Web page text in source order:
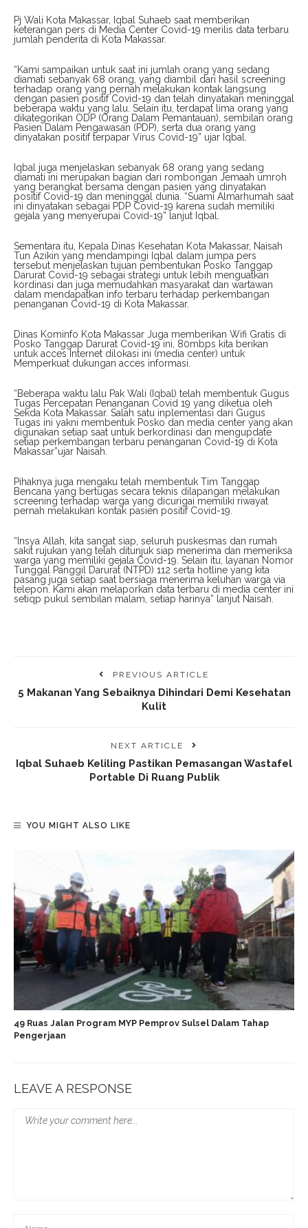
Pj Wali Kota Makassar, Iqbal Suhaeb saat memberikan
keterangan pers di Media Center Covid-19 merilis data terbaru
jumlah penderita di Kota Makassar.
“Kami sampaikan untuk saat ini jumlah orang yang sedang
diamati sebanyak 68 orang, yang diambil dari hasil screening
terhadap orang yang pernah melakukan kontak langsung
dengan pasien positif Covid-19 dan telah dinyatakan meninggal
beberapa waktu yang lalu. Selain itu, terdapat lima orang yang
dikategorikan ODP (Orang Dalam Pemantauan), sembilan orang
Pasien Dalam Pengawasan (PDP), serta dua orang yang
dinyatakan positif terpapar Virus Covid-19” ujar Iqbal.
Iqbal juga menjelaskan sebanyak 68 orang yang sedang
diamati ini merupakan bagian dari rombongan Jemaah umroh
yang berangkat bersama dengan pasien yang dinyatakan
positif Covid-19 dan meninggal dunia. “Suami Almarhumah saat
ini dinyatakan sebagai PDP Covid-19 karena sudah memiliki
gejala yang menyerupai Covid-19” lanjut Iqbal.
Sementara itu, Kepala Dinas Kesehatan Kota Makassar, Naisah
Tun Azikin yang mendampingi Iqbal dalam jumpa pers
tersebut menjelaskan tujuan pembentukan Posko Tanggap
Darurat Covid-19 sebagai strategi untuk lebih menguatkan
kordinasi dan juga memudahkan masyarakat dan wartawan
dalam mendapatkan info terbaru terhadap perkembangan
penanganan Covid-19 di Kota Makassar.
Dinas Kominfo Kota Makassar Juga memberikan Wifi Gratis di
Posko Tanggap Darurat Covid-19 ini, 80mbps kita berikan
untuk acces Internet dilokasi ini (media center) untuk
Memperkuat dukungan acces informasi.
“Beberapa waktu lalu Pak Wali (Iqbal) telah membentuk Gugus
Tugas Percepatan Penanganan Covid 19 yang diketua oleh
Sekda Kota Makassar. Salah satu inplementasi dari Gugus
Tugas ini yakni membentuk Posko dan media center yang akan
digunakan setiap saat untuk berkordinasi dan mengupdate
setiap perkembangan terbaru penanganan Covid-19 di Kota
Makassar”ujar Naisah.
Pihaknya juga mengaku telah membentuk Tim Tanggap
Bencana yang bertugas secara teknis dilapangan melakukan
screening terhadap warga yang dicurigai memiliki riwayat
pernah melakukan kontak pasien positif Covid-19.
“Insya Allah, kita sangat siap, seluruh puskesmas dan rumah
sakit rujukan yang telah ditunjuk siap menerima dan memeriksa
warga yang memiliki gejala Covid-19. Selain itu, layanan Nomor
Tunggal Panggil Darurat (NTPD) 112 serta hotline yang kita
pasang juga setiap saat bersiaga menerima keluhan warga via
telepon. Kami akan melaporkan data terbaru di media center ini
setiqp pukul sembilan malam, setiap harinya” lanjut Naisah.
PREVIOUS ARTICLE
5 Makanan Yang Sebaiknya Dihindari Demi Kesehatan
Kulit
NEXT ARTICLE
Iqbal Suhaeb Keliling Pastikan Pemasangan Wastafel
Portable Di Ruang Publik
YOU MIGHT ALSO LIKE
49 Ruas Jalan Program MYP Pemprov Sulsel Dalam Tahap
Pengerjaan
LEAVE A RESPONSE